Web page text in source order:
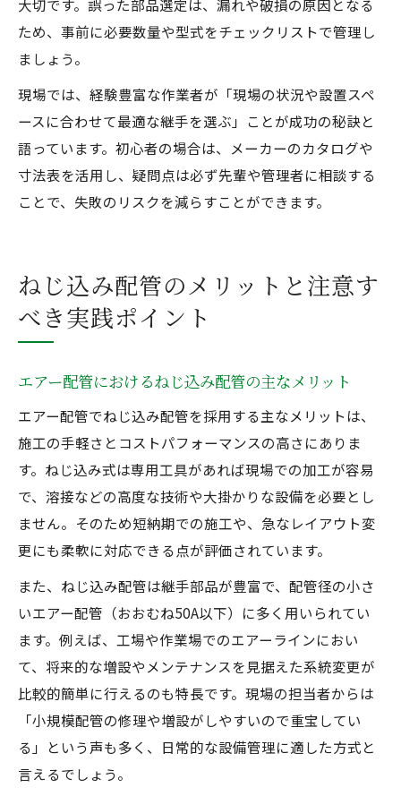
大切です。誤った部品選定は、漏れや破損の原因となる
ため、事前に必要数量や型式をチェックリストで管理し
ましょう。
現場では、経験豊富な作業者が「現場の状況や設置スペ
ースに合わせて最適な継手を選ぶ」ことが成功の秘訣と
語っています。初心者の場合は、メーカーのカタログや
寸法表を活用し、疑問点は必ず先輩や管理者に相談する
ことで、失敗のリスクを減らすことができます。
ねじ込み配管のメリットと注意す
べき実践ポイント
エアー配管におけるねじ込み配管の主なメリット
エアー配管でねじ込み配管を採用する主なメリットは、
施工の手軽さとコストパフォーマンスの高さにありま
す。ねじ込み式は専用工具があれば現場での加工が容易
で、溶接などの高度な技術や大掛かりな設備を必要とし
ません。そのため短納期での施工や、急なレイアウト変
更にも柔軟に対応できる点が評価されています。
また、ねじ込み配管は継手部品が豊富で、配管径の小さ
いエアー配管（おおむね50A以下）に多く用いられてい
ます。例えば、工場や作業場でのエアーラインにおい
て、将来的な増設やメンテナンスを見据えた系統変更が
比較的簡単に行えるのも特長です。現場の担当者からは
「小規模配管の修理や増設がしやすいので重宝してい
る」という声も多く、日常的な設備管理に適した方式と
言えるでしょう。